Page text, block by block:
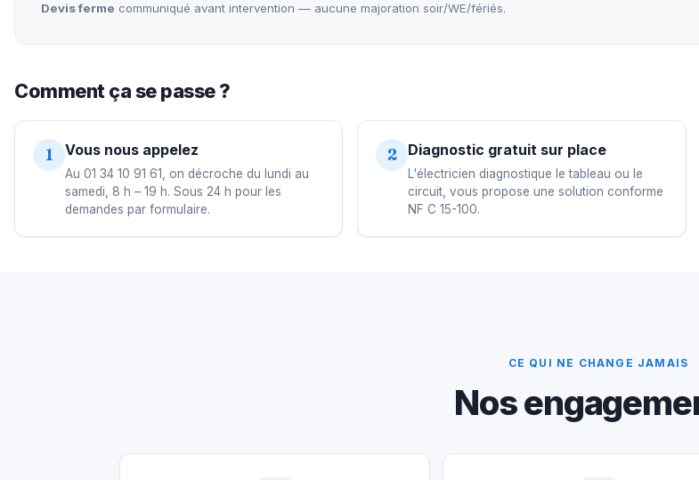
Devis ferme communiqué avant intervention — aucune majoration soir/WE/fériés.
Comment ça se passe ?
1 Vous nous appelez
Au 01 34 10 91 61, on décroche du lundi au
samedi, 8 h – 19 h. Sous 24 h pour les
demandes par formulaire.
2 Diagnostic gratuit sur place
L'électricien diagnostique le tableau ou le
circuit, vous propose une solution conforme
NF C 15-100.
CE QUI NE CHANGE JAMAIS
Nos